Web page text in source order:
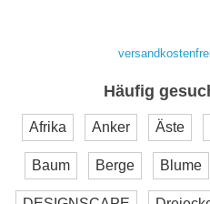
Häufig
Afrika Anker Äste
Baum Berge Blume